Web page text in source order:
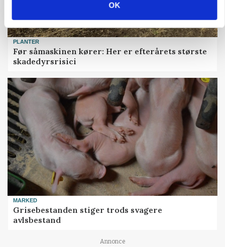
OK
PLANTER
Før såmaskinen kører: Her er efterårets største
skadedyrsrisici
MARKED
Grisebestanden stiger trods svagere
avlsbestand
Annonce